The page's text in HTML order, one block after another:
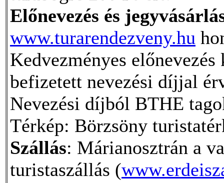
Előnevezés és
www.turarendezveny.hu
Kedvezményes
befizetett nevezési díjjal
Nevezési díjból BTHE
Térkép: Börzsöny
Szállás: Márianosztrán a
turistaszállás (